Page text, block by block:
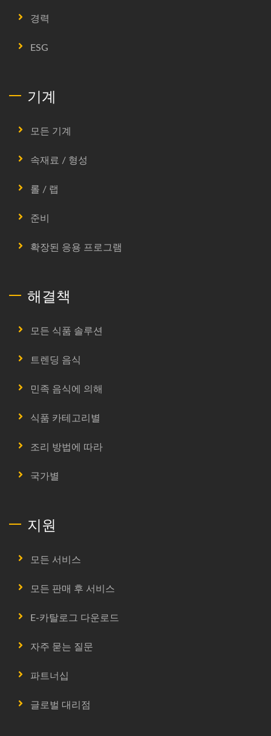
경력
ESG
기계
모든 기계
속재료 / 형성
롤 / 랩
준비
확장된 응용 프로그램
해결책
모든 식품 솔루션
트렌딩 음식
민족 음식에 의해
식품 카테고리별
조리 방법에 따라
국가별
지원
모든 서비스
모든 판매 후 서비스
E-카탈로그 다운로드
자주 묻는 질문
파트너십
글로벌 대리점